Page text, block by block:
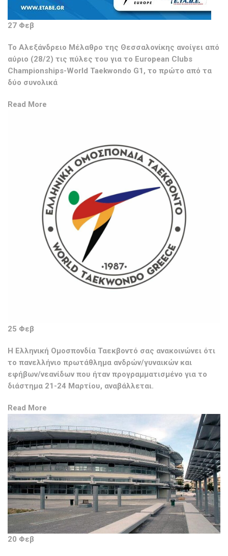
27 Φεβ
Το Αλεξάνδρειο Μέλαθρο της Θεσσαλονίκης ανοίγει από
αύριο (28/2) τις πύλες του για το European Clubs
Championships-World Taekwondo G1, το πρώτο από τα
δύο συνολικά
Read More
25 Φεβ
Η Ελληνική Ομοσπονδία Ταεκβοντό σας ανακοινώνει ότι
το πανελλήνιο πρωτάθλημα ανδρών/γυναικών και
εφήβων/νεανίδων που ήταν προγραμματισμένο για το
διάστημα 21-24 Μαρτίου, αναβάλλεται.
Read More
20 Φεβ